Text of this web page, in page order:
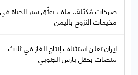
صرخات مُكبّلة.. ملف يوثّق سير الحياة في
مخيمات النزوح باليمن
إيران تعلن استئناف إنتاج الغاز في ثلاث
منصات بحقل بارس الجنوبي